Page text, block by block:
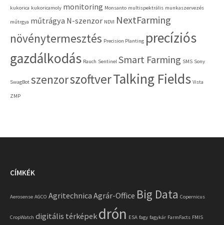
kukorica kukoricamoly monitoring Monsanto multispektrális munkaszervezés
műtrgya műtrágya N-szenzor NDVI NextFarming
növénytermesztés Precision Planting precíziós
gazdálkodás Rauch Sentinel Smart Farming SMS Sony
SwagBot szenzorszoftverTalking Fields Vista
ZMP
CÍMKÉK
Aerosense AGCO Agritechnica Agrár-Office Big Data Copernicus
CropWatch digitális térképek drón ESA fagy fagykár FarmFacts FMIS